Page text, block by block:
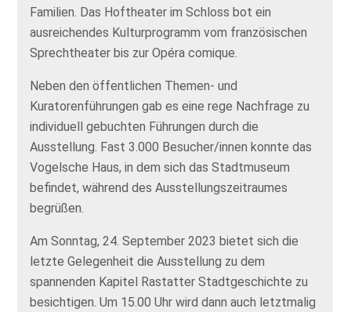
Familien. Das Hoftheater im Schloss bot ein
ausreichendes Kulturprogramm vom französischen
Sprechtheater bis zur Opéra comique.
Neben den öffentlichen Themen- und
Kuratorenführungen gab es eine rege Nachfrage zu
individuell gebuchten Führungen durch die
Ausstellung. Fast 3.000 Besucher/innen konnte das
Vogelsche Haus, in dem sich das Stadtmuseum
befindet, während des Ausstellungszeitraumes
begrüßen.
Am Sonntag, 24. September 2023 bietet sich die
letzte Gelegenheit die Ausstellung zu dem
spannenden Kapitel Rastatter Stadtgeschichte zu
besichtigen. Um 15.00 Uhr wird dann auch letztmalig